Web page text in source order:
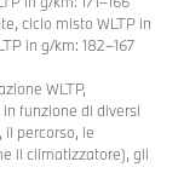
ciclo misto WLTP in
in g/km: 182–167
WLTP,
funzione di diversi
percorso, le
il climatizzatore), gli